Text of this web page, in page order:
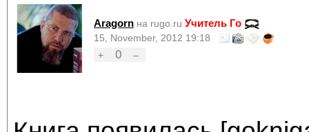
Aragorn на rugo.ru Учитель Го
15, November, 2012 19:18
+
0 –